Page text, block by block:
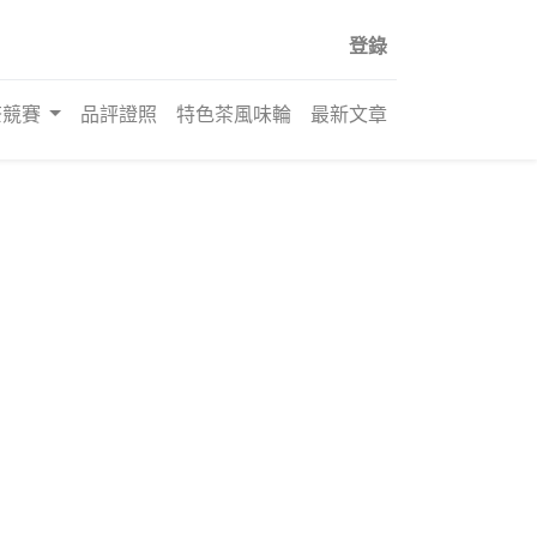
登錄
賽 品評證照 特色茶風味輪 最新文章